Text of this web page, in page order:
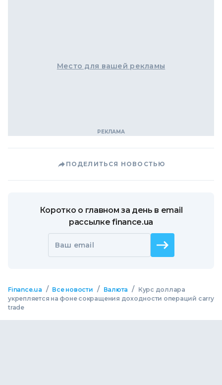
Место для вашей рекламы
ПОДЕЛИТЬСЯ НОВОСТЬЮ
Коротко о главном за день в email
рассылке finance.ua
Ваш email
Finance.ua / Все новости / Валюта /
Курс доллара
укрепляется на фоне сокращения доходности операций carry
trade